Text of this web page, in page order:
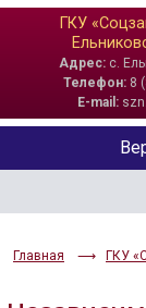
ГКУ
Адрес:с.
Телефон:8
E-mail:
Главная ГКУ